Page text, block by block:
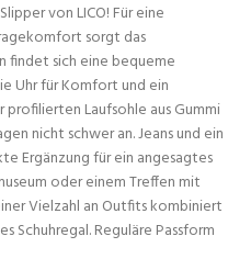
von LICO! Für eine
sorgt das
findet sich eine bequeme
Uhr für Komfort und ein
Laufsohle aus Gummi
nicht schwer an. Jeans und ein
Ergänzung für ein angesagtes
oder einem Treffen mit
Vielzahl an Outfits kombiniert
Schuhregal. Reguläre Passform